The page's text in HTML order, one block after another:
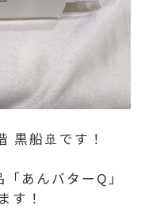
黒船🚢です！
あんバターQ」
す！